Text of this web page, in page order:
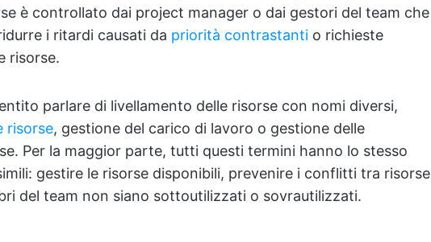
è controllato dai project manager o dai gestori del team che
i ritardi causati da priorità contrastanti o richieste
risorse.
parlare di livellamento delle risorse con nomi diversi,
risorse, gestione del carico di lavoro o gestione delle
Per la maggior parte, tutti questi termini hanno lo stesso
gestire le risorse disponibili, prevenire i conflitti tra risorse
del team non siano sottoutilizzati o sovrautilizzati.